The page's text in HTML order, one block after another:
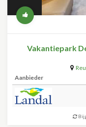
Vakantiepark
Aanbieder